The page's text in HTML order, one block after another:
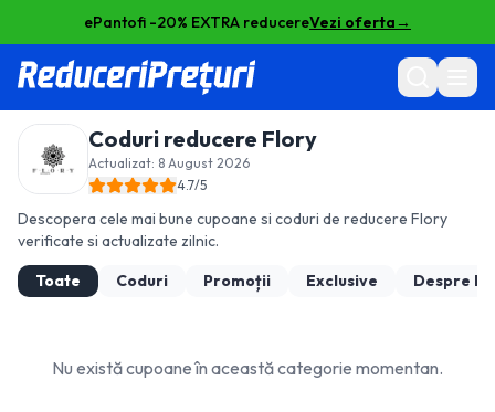
ePantofi -20% EXTRA reducereVezi oferta→
Coduri reducere Flory
Actualizat: 8 August 2026
4.7/5
Descopera cele mai bune cupoane si coduri de reducere Flory
verificate si actualizate zilnic.
Toate
Coduri Promoții Exclusive Despre
Nu există cupoane în această categorie momentan.